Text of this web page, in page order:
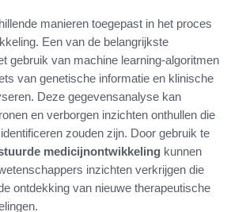
manieren toegepast in het proces
Een van de belangrijkste
gebruik van machine learning-algoritmen
van genetische informatie en klinische
Deze gegevensanalyse kan
en verborgen inzichten onthullen die
zouden zijn. Door gebruik te
medicijnontwikkeling kunnen
inzichten verkrijgen die
ontdekking van nieuwe therapeutische